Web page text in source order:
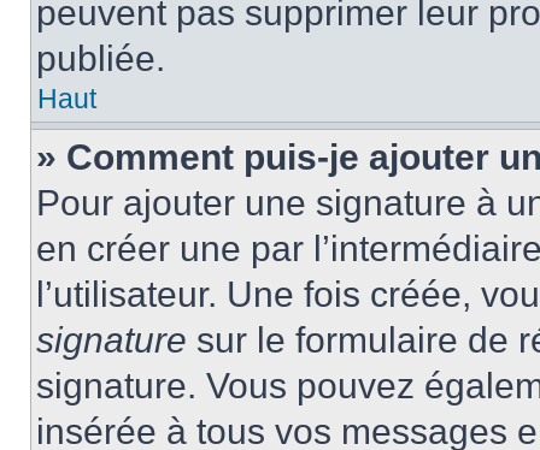
peuvent pas supprimer leur
publiée.
Haut
» Comment puis-je ajouter
Pour ajouter une signature à
en créer une par
l’utilisateur. Une fois créée,
signature sur le formulaire de
signature. Vous pouvez
insérée à tous vos messages